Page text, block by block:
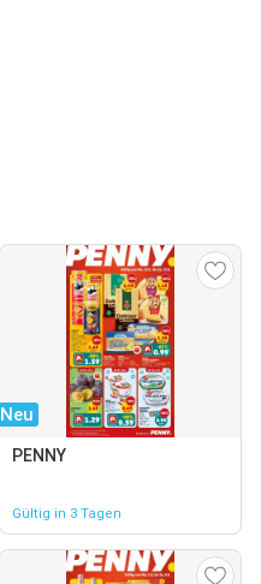
Neu
PENNY
Gültig in 3 Tagen